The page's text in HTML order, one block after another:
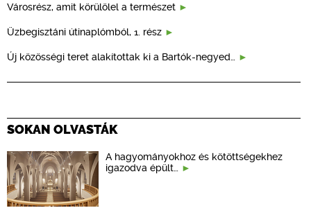
Városrész, amit körülölel a természet
Üzbegisztáni útinaplómból, 1. rész
Új közösségi teret alakítottak ki a Bartók-negyed…
SOKAN OLVASTÁK
A hagyományokhoz és kötöttségekhez
igazodva épült…